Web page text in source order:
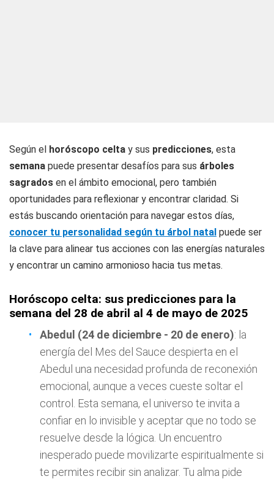
Según el horóscopo celta y sus predicciones, esta
semana puede presentar desafíos para sus árboles
sagrados en el ámbito emocional, pero también
oportunidades para reflexionar y encontrar claridad. Si
estás buscando orientación para navegar estos días,
conocer tu personalidad según tu árbol natal puede ser
la clave para alinear tus acciones con las energías naturales
y encontrar un camino armonioso hacia tus metas.
Horóscopo celta: sus predicciones para la
semana del 28 de abril al 4 de mayo de 2025
Abedul (24 de diciembre - 20 de enero): la
energía del Mes del Sauce despierta en el
Abedul una necesidad profunda de reconexión
emocional, aunque a veces cueste soltar el
control. Esta semana, el universo te invita a
confiar en lo invisible y aceptar que no todo se
resuelve desde la lógica. Un encuentro
inesperado puede movilizarte espiritualmente si
te permites recibir sin analizar. Tu alma pide